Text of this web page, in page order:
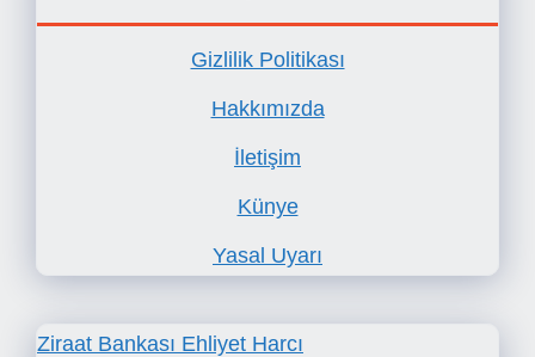
Gizlilik Politikası
Hakkımızda
İletişim
Künye
Yasal Uyarı
Ziraat Bankası Ehliyet Harcı